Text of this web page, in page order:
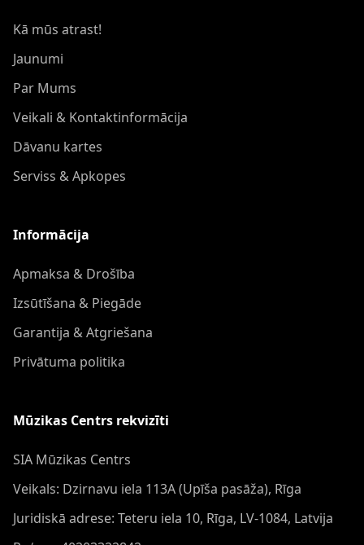
Kā mūs atrast!
Jaunumi
Par Mums
Veikali & Kontaktinformācija
Dāvanu kartes
Serviss & Apkopes
Informācija
Apmaksa & Drošība
Izsūtīšana & Piegāde
Garantija & Atgriešana
Privātuma politika
Mūzikas Centrs rekvizīti
SIA Mūzikas Centrs
Veikals: Dzirnavu iela 113A (Upīša pasāža), Rīga
Juridiskā adrese: Teteru iela 10, Rīga, LV-1084, Latvija